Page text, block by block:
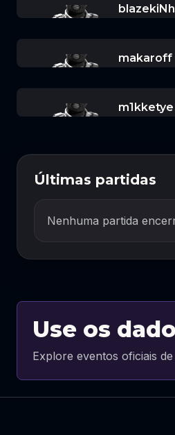
makaroff
m1kketye
Últimas partidas
Nenhuma partida
Use os
Explore eventos oficiais